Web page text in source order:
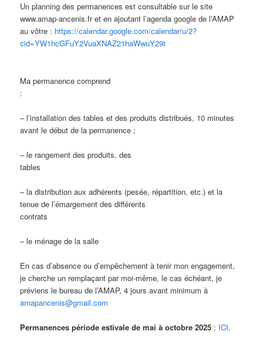
Un planning des permanences est consultable sur le site
www.amap-ancenis.fr et en ajoutant l’agenda google de l’AMAP
au vôtre : https://calendar.google.com/calendar/u/2?
cid=YW1hcGFuY2VuaXNAZ21haWwuY29t
Ma permanence comprend
:
– l’installation des tables et des produits distribués, 10 minutes
avant le début de la permanence ;
– le rangement des produits, des
tables
– la distribution aux adhérents (pesée, répartition, etc.) et la
tenue de l’émargement des différents
contrats
– le ménage de la salle
En cas d’absence ou d’empêchement à tenir mon engagement,
je cherche un remplaçant par moi-même, le cas échéant, je
préviens le bureau de l’AMAP, 4 jours avant minimum à
amapancenis@gmail.com
Permanences période estivale de mai à octobre 2025 : ICI.